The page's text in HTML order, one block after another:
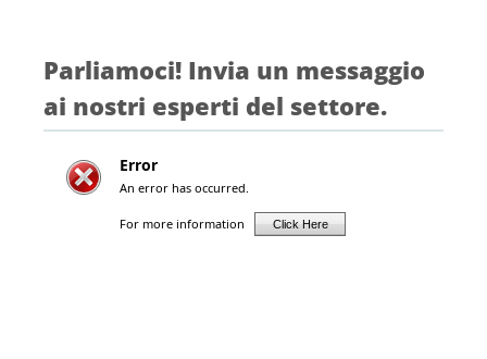
Parliamoci! Invia un messaggio
ai nostri esperti del settore.